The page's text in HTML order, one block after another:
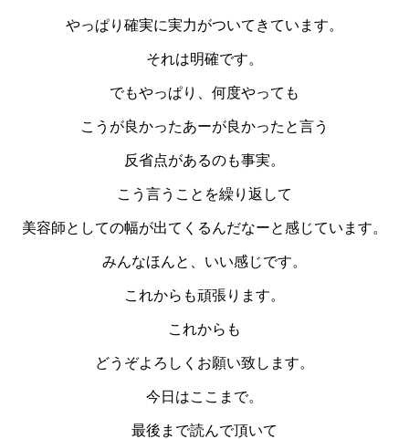
やっぱり確実に実力がついてきています。
それは明確です。
でもやっぱり、何度やっても
こうが良かったあーが良かったと言う
反省点があるのも事実。
こう言うことを繰り返して
美容師としての幅が出てくるんだなーと感じています。
みんなほんと、いい感じです。
これからも頑張ります。
これからも
どうぞよろしくお願い致します。
今日はここまで。
最後まで読んで頂いて